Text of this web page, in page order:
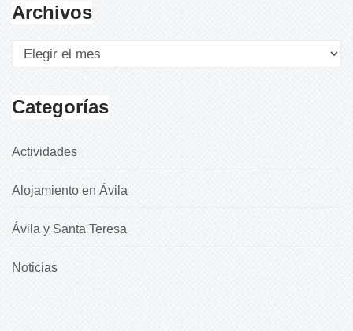
Archivos
Categorías
Actividades
Alojamiento en Ávila
Ávila y Santa Teresa
Noticias